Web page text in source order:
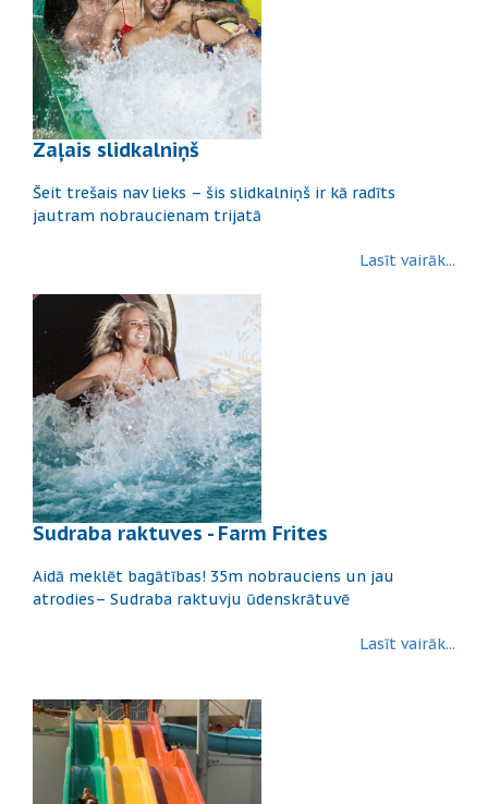
Zaļais slidkalniņš
Šeit trešais nav lieks – šis slidkalniņš ir kā radīts
jautram nobraucienam trijatā
Lasīt vairāk...
Sudraba raktuves - Farm Frites
Aidā meklēt bagātības! 35m nobrauciens un jau
atrodies– Sudraba raktuvju ūdenskrātuvē
Lasīt vairāk...